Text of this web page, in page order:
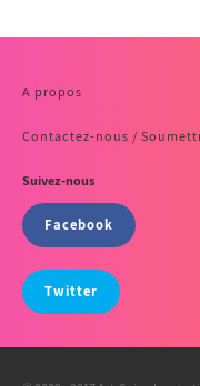
A propos
Contactez-nous /
Suivez-nous
Facebook
Twitter